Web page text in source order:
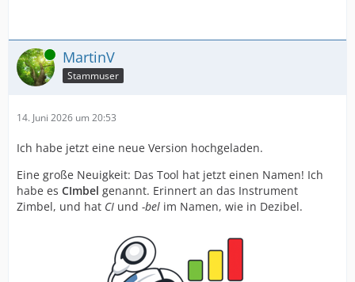
Online MartinV
Stammuser
14. Juni 2026 um 20:53
Ich habe jetzt eine neue Version hochgeladen.
Eine große Neuigkeit: Das Tool hat jetzt einen Namen! Ich
habe es CImbel genannt. Erinnert an das Instrument
Zimbel, und hat CI und -bel im Namen, wie in Dezibel.